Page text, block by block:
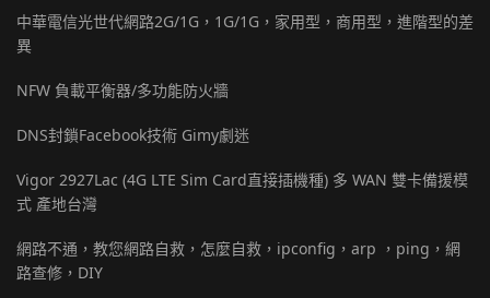
中華電信光世代網路2G/1G，1G/1G，家用型，商用型，進階型的差
異
NFW 負載平衡器/多功能防火牆
DNS封鎖Facebook技術 Gimy劇迷
Vigor 2927Lac (4G LTE Sim Card直接插機種) 多 WAN 雙卡備援模
式 產地台灣
網路不通，教您網路自救，怎麼自救，ipconfig，arp ，ping，網
路查修，DIY